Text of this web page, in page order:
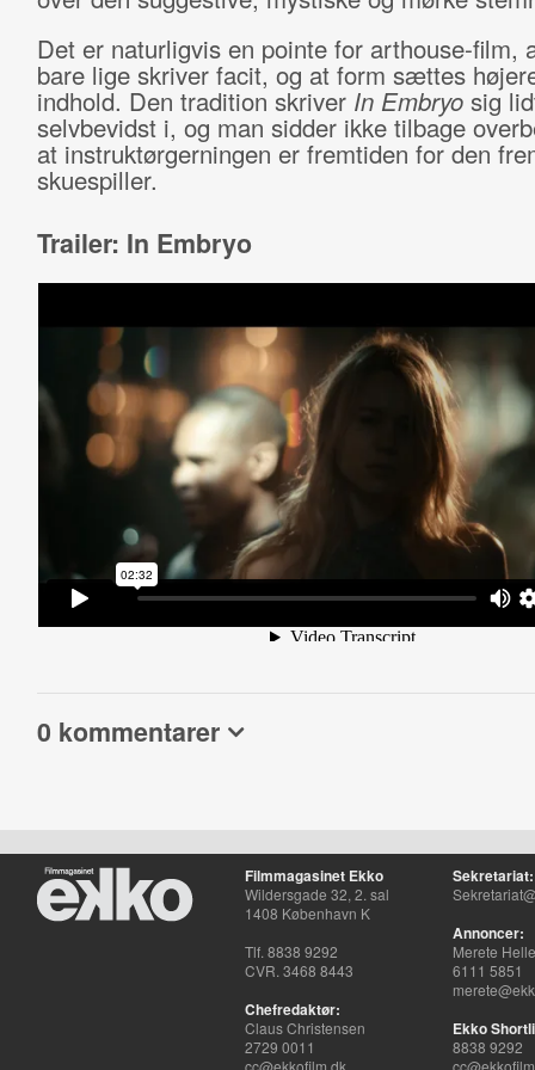
Det er naturligvis en pointe for arthouse-film,
bare lige skriver facit, og at form sættes
indhold. Den tradition skriver In Embryosig
selvbevidst i, og man sidder ikke tilbage
at instruktørgerningen er fremtiden for den
skuespiller.
Trailer: In Embryo
0 kommentarer
Filmmagasinet Ekko
Wildersgade 32, 2. sal
1408 København K
Tlf. 8838 9292
CVR. 3468 8443
Chefredaktør:
Claus Christensen
2729 0011
cc@ekkofilm.dk
Sekretariat:
Annoncer:
Merete
6111 5851
Ekko
8838 9292